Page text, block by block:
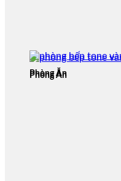
Phòng Ăn
Phòng Ăn